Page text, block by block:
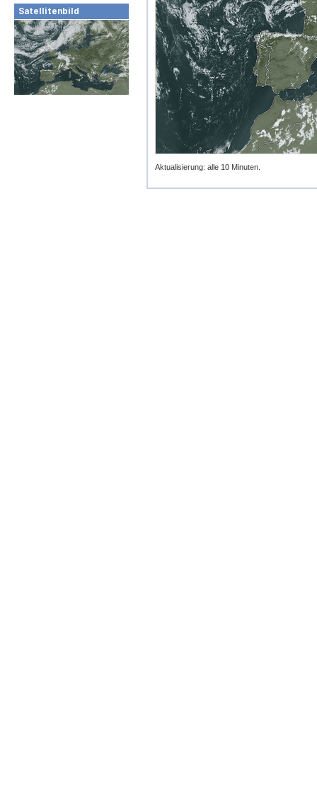
Satellitenbild
Aktualisierung: alle 10 Minuten.